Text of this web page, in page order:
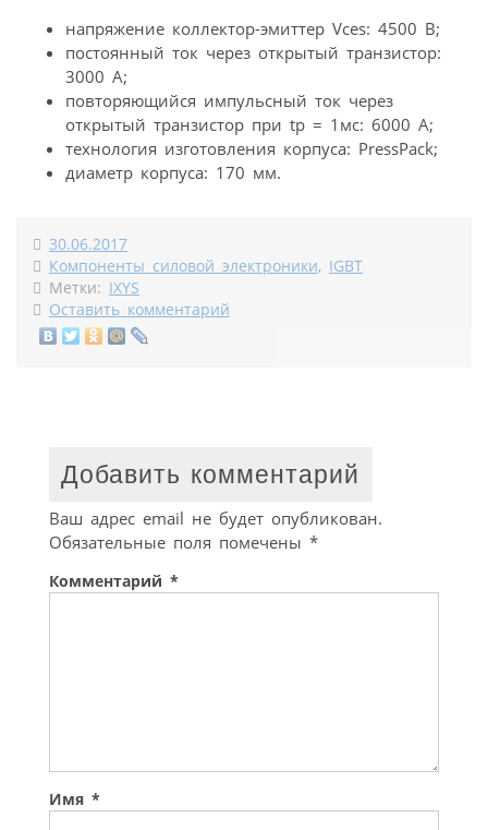
напряжение коллектор-эмиттер Vces: 4500 В;
постоянный ток через открытый транзистор:
3000 А;
повторяющийся импульсный ток через
открытый транзистор при tp = 1мс: 6000 А;
технология изготовления корпуса: PressPack;
диаметр корпуса: 170 мм.
30.06.2017
Компоненты силовой электроники, IGBT
Метки: IXYS
Оставить комментарий
Добавить комментарий
Ваш адрес email не будет опубликован.
Обязательные поля помечены *
Комментарий *
Имя *